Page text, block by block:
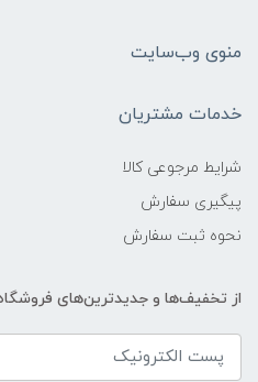
منوی وب‌سایت
خدمات مشتریان
شرایط مرجوعی کالا
پیگیری سفارش
نحوه ثبت سفارش
از تخفیف‌ها و جدیدترین‌های